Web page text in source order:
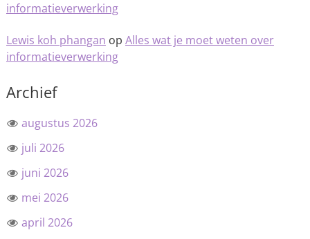
informatieverwerking
Lewis koh phangan op Alles wat je moet weten over
informatieverwerking
Archief
augustus 2026
juli 2026
juni 2026
mei 2026
april 2026